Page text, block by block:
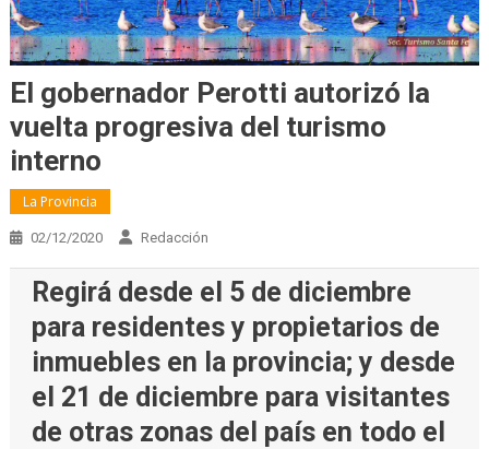
El gobernador Perotti autorizó la
vuelta progresiva del turismo
interno
La Provincia
02/12/2020 Redacción
Regirá desde el 5 de diciembre
para residentes y propietarios de
inmuebles en la provincia; y desde
el 21 de diciembre para visitantes
de otras zonas del país en todo el